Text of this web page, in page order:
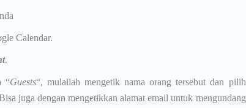
Calendar.
.
“Guests“, mulailah mengetik nama orang tersebut dan pilih
juga dengan mengetikkan alamat email untuk mengundang